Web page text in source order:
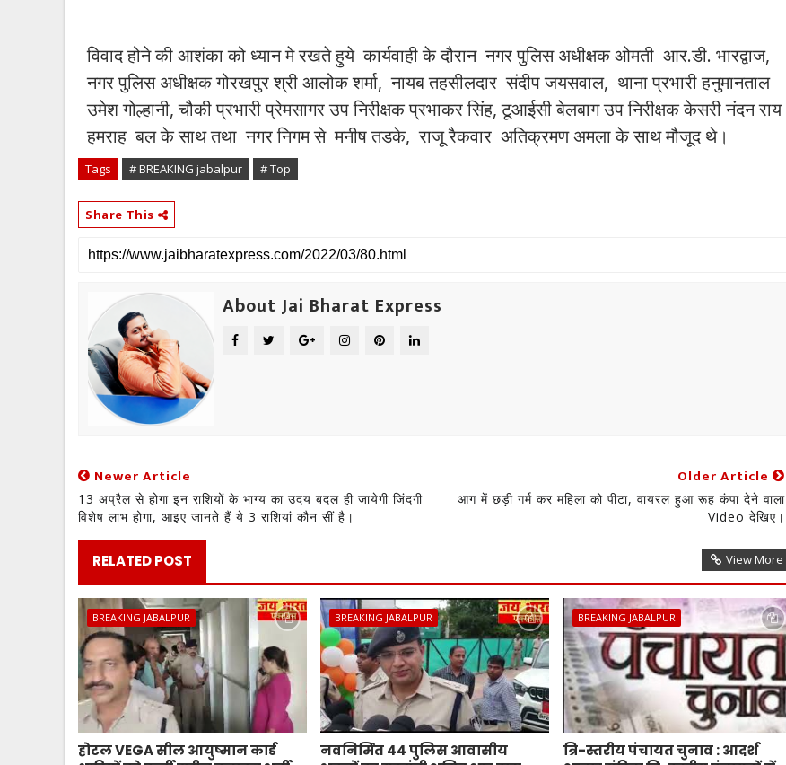
विवाद होने की आशंका को ध्यान मे रखते हुये कार्यवाही के दौरान नगर पुलिस अधीक्षक ओमती आर.डी. भारद्वाज,
नगर पुलिस अधीक्षक गोरखपुर श्री आलोक शर्मा, नायब तहसीलदार संदीप जयसवाल, थाना प्रभारी हनुमानताल
उमेश गोल्हानी, चौकी प्रभारी प्रेमसागर उप निरीक्षक प्रभाकर सिंह, टूआईसी बेलबाग उप निरीक्षक केसरी नंदन राय
हमराह बल के साथ तथा नगर निगम से मनीष तडके, राजू रैकवार अतिक्रमण अमला के साथ मौजूद थे।
Tags # BREAKING jabalpur # Top
Share This
About Jai Bharat Express
Newer Article
13 अप्रैल से होगा इन राशियों के भाग्य का उदय बदल ही जायेगी जिंदगी
विशेष लाभ होगा, आइए जानते हैं ये 3 राशियां कौन सीं है।
Older Article
आग में छड़ी गर्म कर महिला को पीटा, वायरल हुआ रूह कंपा देने वाला
Video देखिए।
RELATED POST View More
BREAKING JABALPUR
होटल VEGA सील आयुष्मान कार्ड
BREAKING JABALPUR
नवनिर्मित 44 पुलिस आवासीय
BREAKING JABALPUR
त्रि-स्तरीय पंचायत चुनाव : आदर्श